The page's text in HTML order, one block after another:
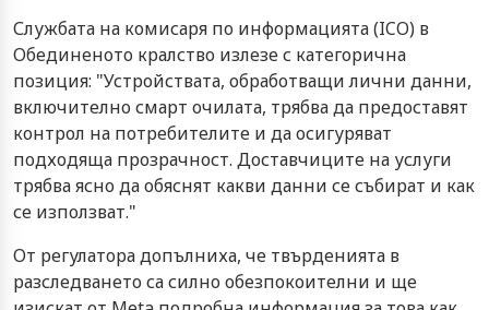
Службата на комисаря по информацията (ICO) в
Обединеното кралство излезе с категорична
позиция: "Устройствата, обработващи лични данни,
включително смарт очилата, трябва да предоставят
контрол на потребителите и да осигуряват
подходяща прозрачност. Доставчиците на услуги
трябва ясно да обяснят какви данни се събират и как
се използват."
От регулатора допълниха, че твърденията в
разследването са силно обезпокоителни и ще